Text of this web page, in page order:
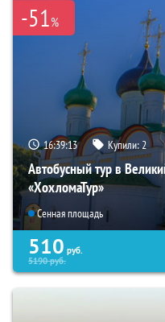
-51%
16:39:12 Купили:2
Автобусный тур в
«ХохломаТур»
Сенная площадь
510 руб.
5190руб.